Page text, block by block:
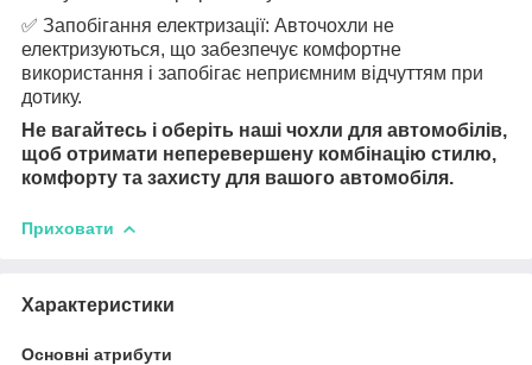
✅ Запобігання електризації: Авточохли не
електризуються, що забезпечує комфортне
використання і запобігає неприємним відчуттям при
дотику.
Не вагайтесь і оберіть наші чохли для автомобілів,
щоб отримати неперевершену комбінацію стилю,
комфорту та захисту для вашого автомобіля.
Приховати
Характеристики
Основні атрибути